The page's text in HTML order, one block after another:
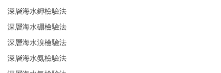
深層海水鉀檢驗法
深層海水硼檢驗法
深層海水溴檢驗法
深層海水氨檢驗法